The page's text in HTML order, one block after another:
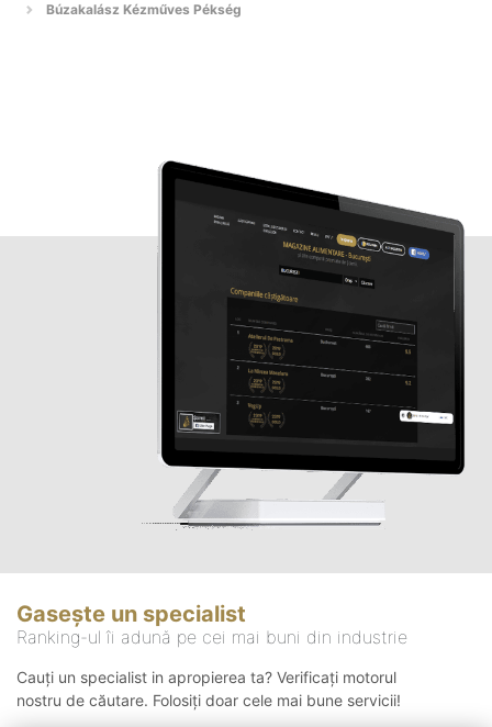
Búzakalász Kézműves Pékség
Gasește un specialist
Ranking-ul îi adună pe cei mai buni din industrie
Cauți un specialist in apropierea ta? Verificați motorul
nostru de căutare. Folosiți doar cele mai bune servicii!